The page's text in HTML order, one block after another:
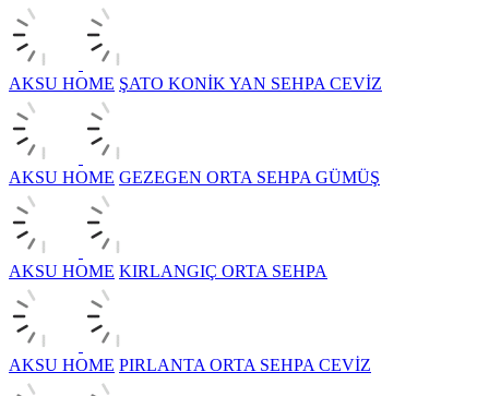
AKSU HOME ŞATO KONİK YAN SEHPA CEVİZ
AKSU HOME GEZEGEN ORTA SEHPA GÜMÜŞ
AKSU HOME KIRLANGIÇ ORTA SEHPA
AKSU HOME PIRLANTA ORTA SEHPA CEVİZ